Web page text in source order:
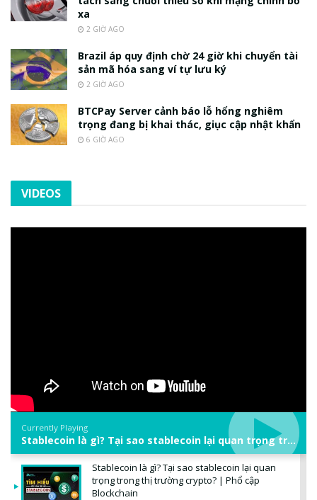
xa
2 GIỜ AGO
Brazil áp quy định chờ 24 giờ khi chuyển tài
sản mã hóa sang ví tự lưu ký
2 GIỜ AGO
BTCPay Server cảnh báo lỗ hổng nghiêm
trọng đang bị khai thác, giục cập nhật khẩn
6 GIỜ AGO
VIDEOS
Currently Playing
Stablecoin là gì? Tại sao stablecoin lại quan trọng trong thị trường crypto? | Phổ cập Blockchain
Stablecoin là gì? Tại sao stablecoin lại quan
trọng trong thị trường crypto? | Phổ cập
Blockchain